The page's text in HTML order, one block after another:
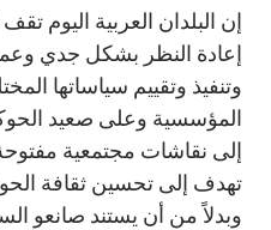
إن البلدان العربية اليوم
إعادة النظر بشكل جدي
وتنفيذ وتقييم سياساتها
المؤسسية وعلى صعيد
إلى نقاشات مجتمعية
تهدف إلى تحسين ثقافة
وبدلاً من أن يستند صانعو